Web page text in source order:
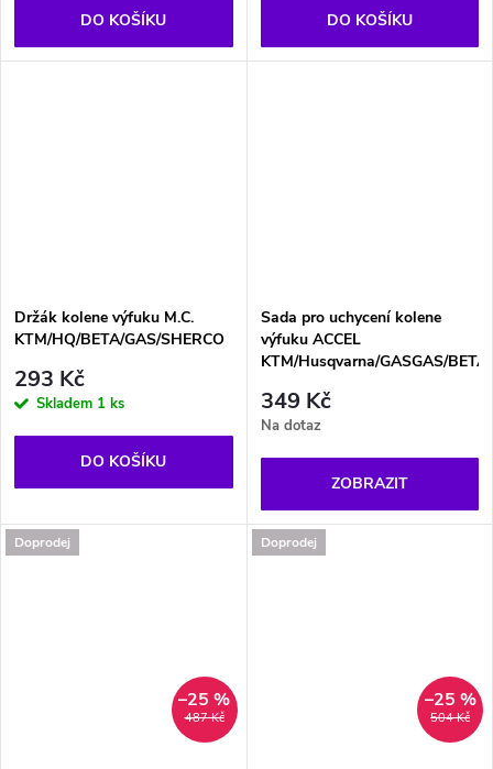
DO KOŠÍKU DO KOŠÍKU
Držák kolene výfuku M.C.
KTM/HQ/BETA/GAS/SHERCO
293 Kč
Skladem 1 ks
DO KOŠÍKU
Sada pro uchycení kolene
výfuku ACCEL
KTM/Husqvarna/GASGAS/BETA
349 Kč
Na dotaz
ZOBRAZIT
Doprodej
487 Kč
–25 %
Doprodej
504 Kč
–25 %